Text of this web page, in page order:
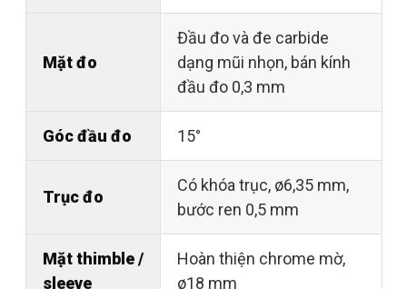
Mặt đo
Đầu đo và đe carbide
dạng mũi nhọn, bán kính
đầu đo 0,3 mm
Góc đầu đo 15°
Trục đo
Có khóa trục, ø6,35 mm,
bước ren 0,5 mm
Mặt thimble /
sleeve
Hoàn thiện chrome mờ,
ø18 mm